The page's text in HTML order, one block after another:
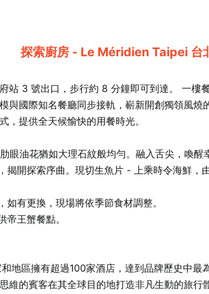
探索廚房 - Le Méridien
站 3 號出口，步行約 8 分鐘即可到達。 一樓
與國際知名餐廳同步接軌，嶄新開創獨領風
，提供全天候愉快的用餐時光。
眼油花猶如大理石紋般均勻。融入舌尖，喚
開探索序曲。現切生魚片 - 上乘時令海鮮，
有更換，現場將依季節食材調整。
王蟹餐點。
地區擁有超過100家酒店，達到品牌歷史中最
維的賓客在其全球目的地打造非凡生動的旅行